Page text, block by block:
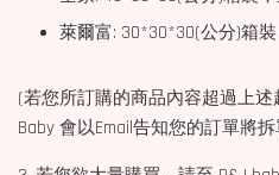
萊爾富: 30*30*30(公分)箱
(若您所訂購的商品內容超過上述
Baby 會以Email告知您的訂單將